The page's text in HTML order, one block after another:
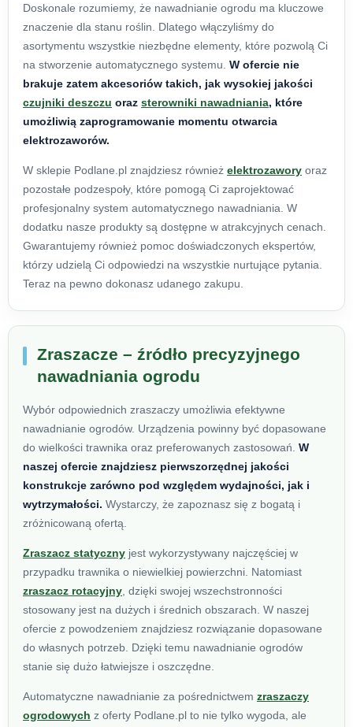
Doskonale rozumiemy, że nawadnianie ogrodu ma kluczowe
znaczenie dla stanu roślin. Dlatego włączyliśmy do
asortymentu wszystkie niezbędne elementy, które pozwolą Ci
na stworzenie automatycznego systemu. W ofercie nie
brakuje zatem akcesoriów takich, jak wysokiej jakości
czujniki deszczu oraz sterowniki nawadniania, które
umożliwią zaprogramowanie momentu otwarcia
elektrozaworów.
W sklepie Podlane.pl znajdziesz również elektrozawory oraz
pozostałe podzespoły, które pomogą Ci zaprojektować
profesjonalny system automatycznego nawadniania. W
dodatku nasze produkty są dostępne w atrakcyjnych cenach.
Gwarantujemy również pomoc doświadczonych ekspertów,
którzy udzielą Ci odpowiedzi na wszystkie nurtujące pytania.
Teraz na pewno dokonasz udanego zakupu.
Zraszacze – źródło precyzyjnego
nawadniania ogrodu
Wybór odpowiednich zraszaczy umożliwia efektywne
nawadnianie ogrodów. Urządzenia powinny być dopasowane
do wielkości trawnika oraz preferowanych zastosowań. W
naszej ofercie znajdziesz pierwszorzędnej jakości
konstrukcje zarówno pod względem wydajności, jak i
wytrzymałości. Wystarczy, że zapoznasz się z bogatą i
zróżnicowaną ofertą.
Zraszacz statyczny jest wykorzystywany najczęściej w
przypadku trawnika o niewielkiej powierzchni. Natomiast
zraszacz rotacyjny , dzięki swojej wszechstronności
stosowany jest na dużych i średnich obszarach. W naszej
ofercie z powodzeniem znajdziesz rozwiązanie dopasowane
do własnych potrzeb. Dzięki temu nawadnianie ogrodów
stanie się dużo łatwiejsze i oszczędne.
Automatyczne nawadnianie za pośrednictwem zraszaczy
ogrodowych z oferty Podlane.pl to nie tylko wygoda, ale